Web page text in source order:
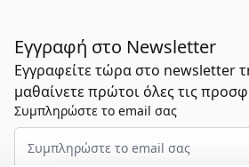
Εγγραφή στο Newsletter
Εγγραφείτε τώρα στο newsletter
μαθαίνετε πρώτοι όλες τις
Συμπληρώστε το email σας